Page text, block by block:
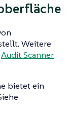
Weitere
Audit Scanner
bietet ein